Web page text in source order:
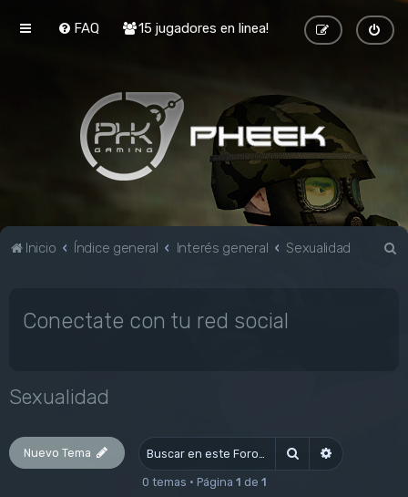
FAQ 15 jugadores en linea!
Inicio Índice general Interés general Sexualidad
Conectate con tu red social
Sexualidad
Nuevo Tema Buscar Búsqueda
0 temas • Página 1 de 1